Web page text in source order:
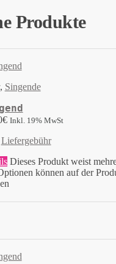
Produkte
, Singende
€ Inkl. 19% MwSt
Liefergebühr
Dieses Produkt weist
können auf der